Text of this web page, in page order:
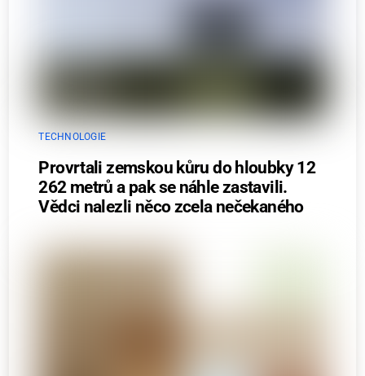
TECHNOLOGIE
Provrtali zemskou kůru do hloubky 12
262 metrů a pak se náhle zastavili.
Vědci nalezli něco zcela nečekaného